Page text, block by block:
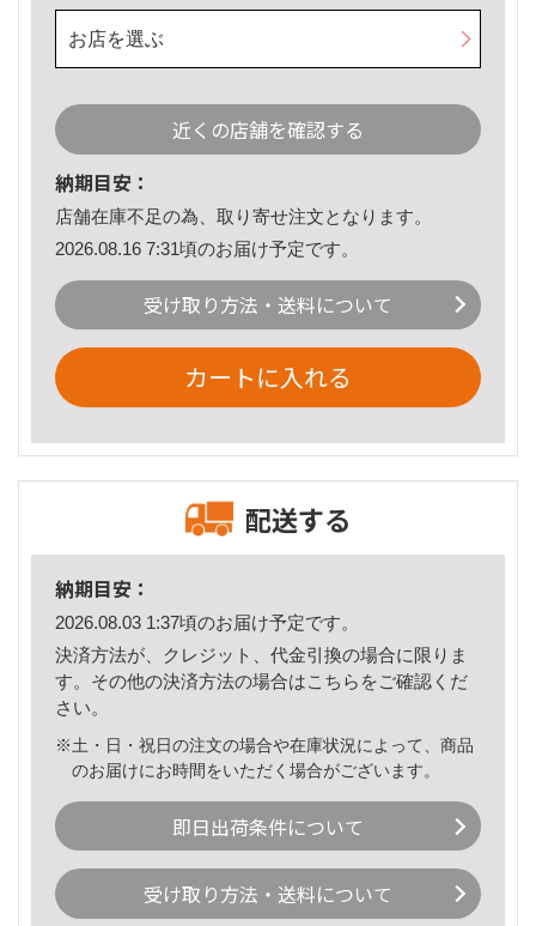
お店を選ぶ
近くの店舗を確認する
納期目安：
店舗在庫不足の為、取り寄せ注文となります。
2026.08.16 7:31頃のお届け予定です。
受け取り方法・送料について
カートに入れる
配送する
納期目安：
2026.08.03 1:37頃のお届け予定です。
決済方法が、クレジット、代金引換の場合に限りま
す。その他の決済方法の場合はこちら をご確認くだ
さい。
※土・日・祝日の注文の場合や在庫状況によって、商品
のお届けにお時間をいただく場合がございます。
即日出荷条件について
受け取り方法・送料について